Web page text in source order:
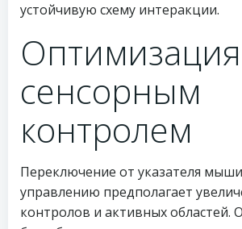
устойчивую схему интеракции.
сенсорным
контролем
Переключение от указателя
управлению предполагает
контролов и активных областей.